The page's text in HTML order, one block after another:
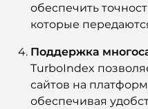
обеспечить
которые
Поддержка
TurboIndex
сайтов на
обеспечивая